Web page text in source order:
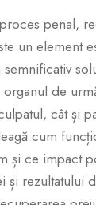
penal,
un element
organul de
cât și
cum
și ce impact
și rezultatului